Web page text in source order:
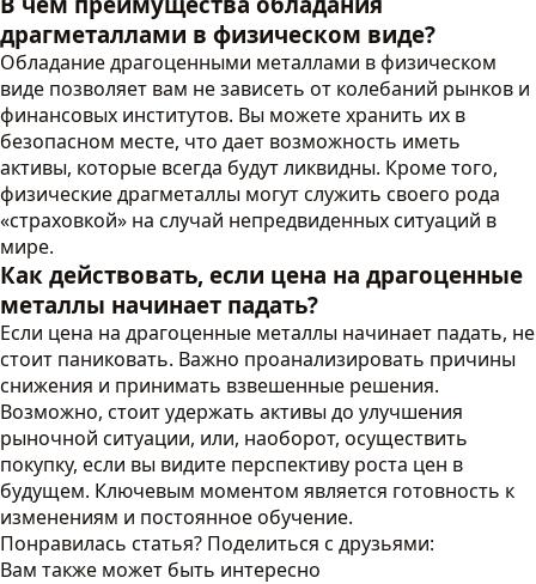
драгметаллами в физическом виде?
Обладание драгоценными металлами в физическом
виде позволяет вам не зависеть от колебаний рынков и
финансовых институтов. Вы можете хранить их в
безопасном месте, что дает возможность иметь
активы, которые всегда будут ликвидны. Кроме того,
физические драгметаллы могут служить своего рода
«страховкой» на случай непредвиденных ситуаций в
мире.
Как действовать, если цена на драгоценные
металлы начинает падать?
Если цена на драгоценные металлы начинает падать, не
стоит паниковать. Важно проанализировать причины
снижения и принимать взвешенные решения.
Возможно, стоит удержать активы до улучшения
рыночной ситуации, или, наоборот, осуществить
покупку, если вы видите перспективу роста цен в
будущем. Ключевым моментом является готовность к
изменениям и постоянное обучение.
Понравилась статья? Поделиться с друзьями:
Вам также может быть интересно